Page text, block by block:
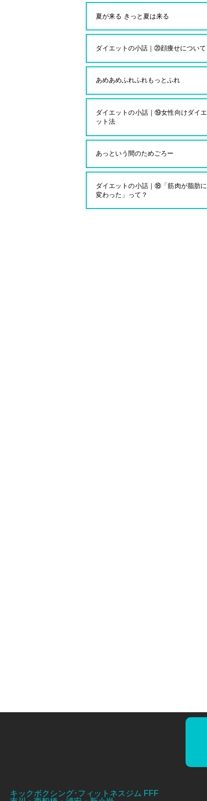
夏が来る きっと夏は来る
ダイエットの小話｜⑳顔痩せについて
あめあめふれふれもっとふれ
ダイエットの小話｜⑲女性向けダイエ
ット法
あっという間のためごろー
ダイエットの小話｜⑱「筋肉が脂肪に
変わった」って？
キックボクシング･フィットネスジム FFF